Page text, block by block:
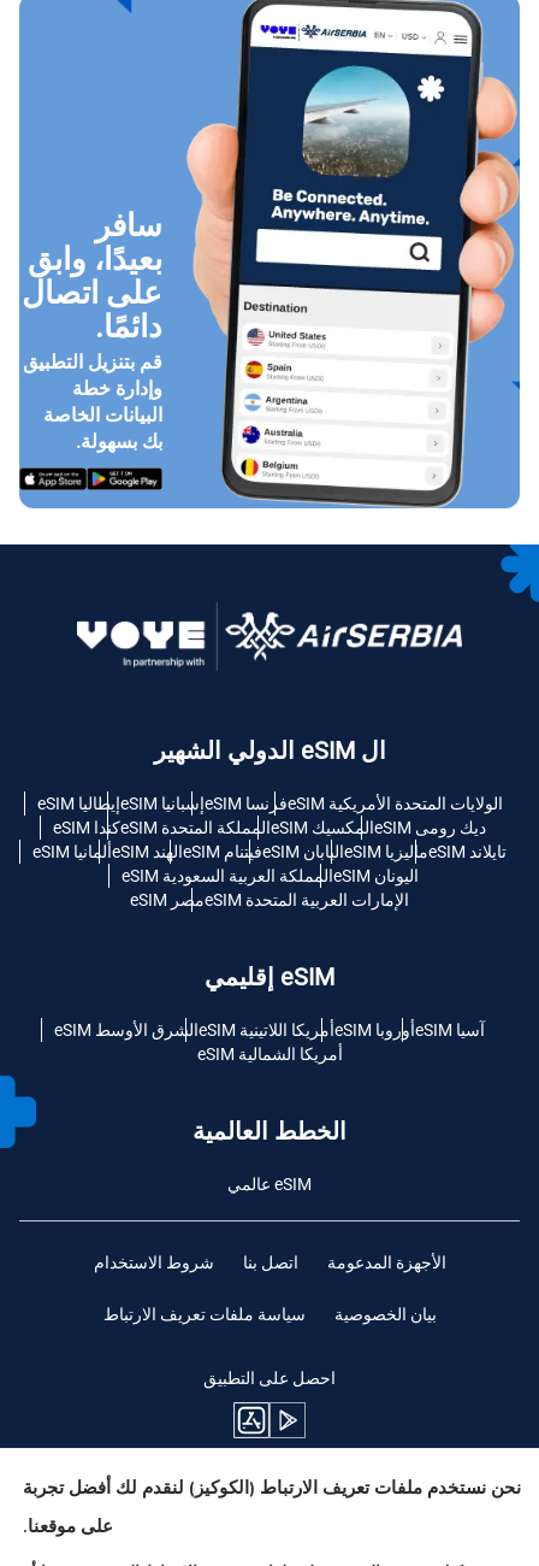
سافر
بعيدًا، وابق
على اتصال
دائمًا.
قم بتنزيل التطبيق
وإدارة خطة
البيانات الخاصة
بك بسهولة.
ال eSIM الدولي الشهير
الولايات المتحدة الأمريكية eSIM فرنسا eSIM إسبانيا eSIM
إيطاليا eSIM
ديك رومى eSIM
المكسيك eSIM المملكة المتحدة eSIM
كندا eSIM
تايلاند eSIM
ماليزيا eSIM اليابان eSIM فيتنام eSIM الهند eSIM
ألمانيا eSIM
اليونان eSIM
المملكة العربية السعودية eSIM
الإمارات العربية المتحدة eSIM
مصر eSIM
eSIM إقليمي
آسيا eSIM أوروبا eSIM أمريكا اللاتينية eSIM
الشرق الأوسط eSIM
أمريكا الشمالية eSIM
الخطط العالمية
eSIM عالمي
الأجهزة المدعومة اتصل بنا شروط الاستخدام
بيان الخصوصية سياسة ملفات تعريف الارتباط
احصل على التطبيق
ابقوا متابعين
نحن نستخدم ملفات تعريف الارتباط (الكوكيز) لنقدم لك أفضل تجربة
على موقعنا.